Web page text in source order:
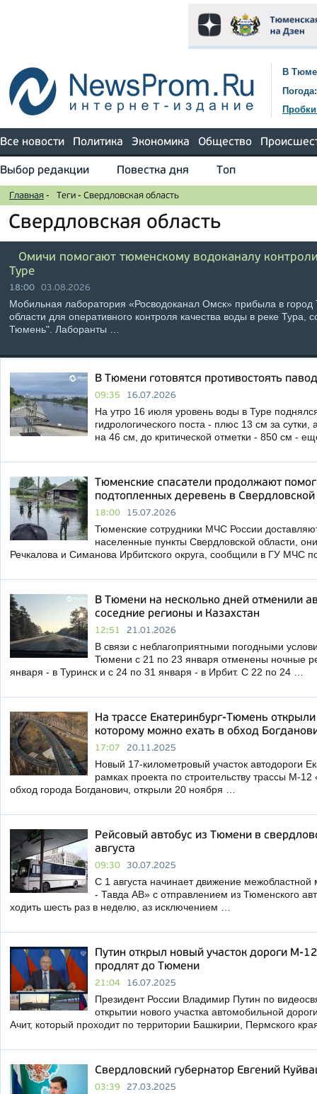
В
Погода:
Все новости Политика Экономика Общество
Выбор редакции Повестка дня Топ
Главная - Теги - Свердловская область
Свердловская область
Омичи помогают тюменскому водоканалу
Туре
18:00 03.08.2026
Мобильная лаборатория «Росводоканал Омск» прибыла в город
области для оперативного контроля качества воды в реке Тура,
Тюмень". Лаборанты …
В Тюмени готовятся противостоять
09:35 16.07.2026
На утро 16 июля уровень воды в Туре
гидрологического поста - плюс 13 см за
на 46 см, до критической отметки - 850 см -
Тюменские спасатели продолжают
подтопленных деревень в Свердловской
18:00 15.07.2026
Тюменские сотрудники МЧС России
населенные пункты Свердловской области,
Речкалова и Симанова Ирбитского округа, сообщили в ГУ МЧС
В Тюмени на несколько дней отменили
соседние регионы и Казахстан
12:51 21.01.2026
В связи с неблагоприятными погодными
Тюмени с 21 по 23 января отменены ночные
января - в Туринск и с 24 по 31 января - в Ирбит. С 22 по 24 …
На трассе Екатеринбург-Тюмень
которому можно ехать в обход
17:07 20.11.2025
Новый 17‑километровый участок автодороги
рамках проекта по строительству трассы М‑12
обход города Богданович, открыли 20 ноября …
Рейсовый автобус из Тюмени в
августа
09:30 30.07.2025
С 1 августа начинает движение
- Тавда АВ» с отправлением из Тюменского
ходить шесть раз в неделю, аз исключением …
Путин открыл новый участок дороги М-
продлят до Тюмени
21:04 16.07.2025
Президент России Владимир Путин по
открытии нового участка автомобильной
Ачит, который проходит по территории Башкирии, Пермского
Свердловский губернатор Евгений
03:39 27.03.2025